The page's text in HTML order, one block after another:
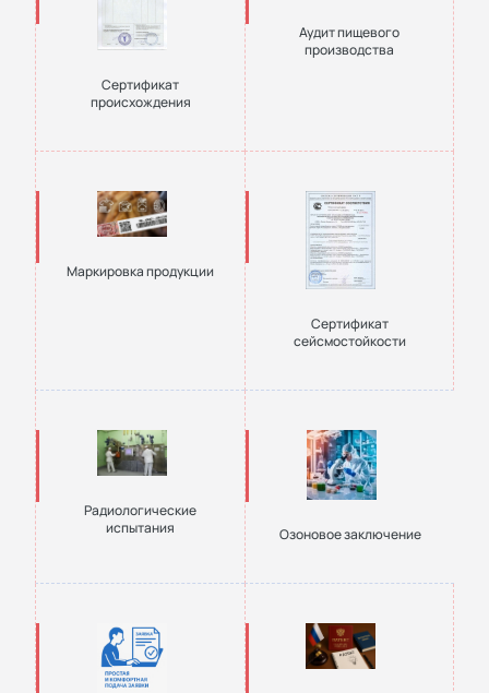
Сертификат
происхождения
Аудит пищевого
производства
Маркировка продукции
Сертификат
сейсмостойкости
Радиологические
испытания
Озоновое заключение